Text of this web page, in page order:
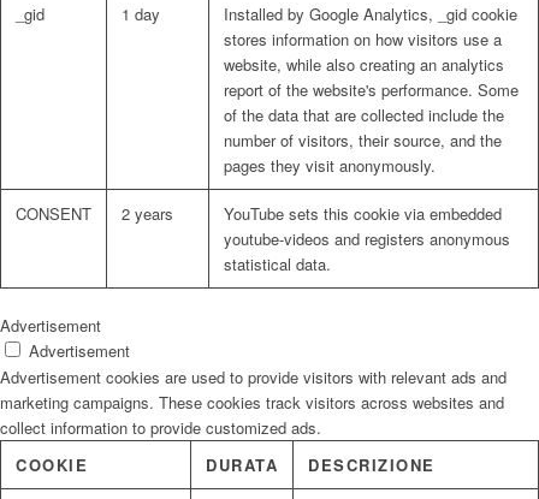
_gid 1 day
Installed by Google Analytics, _gid cookie
stores information on how visitors use a
website, while also creating an analytics
report of the website's performance. Some
of the data that are collected include the
number of visitors, their source, and the
pages they visit anonymously.
CONSENT 2 years
YouTube sets this cookie via embedded
youtube-videos and registers anonymous
statistical data.
Advertisement
Advertisement
Advertisement cookies are used to provide visitors with relevant ads and
marketing campaigns. These cookies track visitors across websites and
collect information to provide customized ads.
COOKIE
DURATA DESCRIZIONE